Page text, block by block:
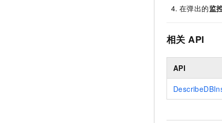
在弹出的监
相关 API
API